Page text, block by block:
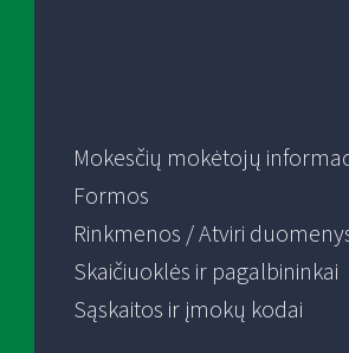
Mokesčių mokėtojų
Formos
Rinkmenos / Atviri
Skaičiuoklės ir pagalbininkai
Sąskaitos ir įmokų kodai